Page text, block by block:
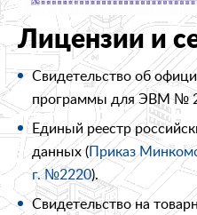
Лицензии и
Свидетельство об
программы для ЭВМ №
Единый реестр
данных (Приказ
г. №2220).
Свидетельство на